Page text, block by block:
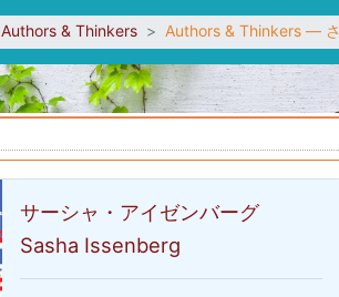
Authors & Thinkers Authors & Thinkers — さ
サーシャ・アイゼンバーグ
Sasha Issenberg